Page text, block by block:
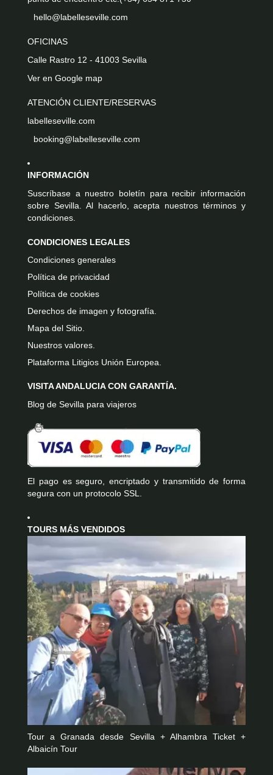
hello@labelleseville.com
OFICINAS
Calle Rastro 12 - 41003 Sevilla
Ver en Google map
ATENCIÓN CLIENTE/RESERVAS
labelleseville.com
booking@labelleseville.com
INFORMACIÓN
Suscríbase a nuestro boletín para recibir información
sobre Sevilla. Al hacerlo, acepta nuestros términos y
condiciones.
CONDICIONES LEGALES
Condiciones generales
Política de privacidad
Política de cookies
Derechos de imagen y fotografía.
Mapa del Sitio.
Nuestros valores.
Plataforma Litigios Unión Europea.
VISITA ANDALUCIA CON GARANTÍA.
Blog de Sevilla para viajeros
El pago es seguro, encriptado y transmitido de forma
segura con un protocolo SSL.
TOURS MÁS VENDIDOS
Tour a Granada desde Sevilla + Alhambra Ticket +
Albaicín Tour